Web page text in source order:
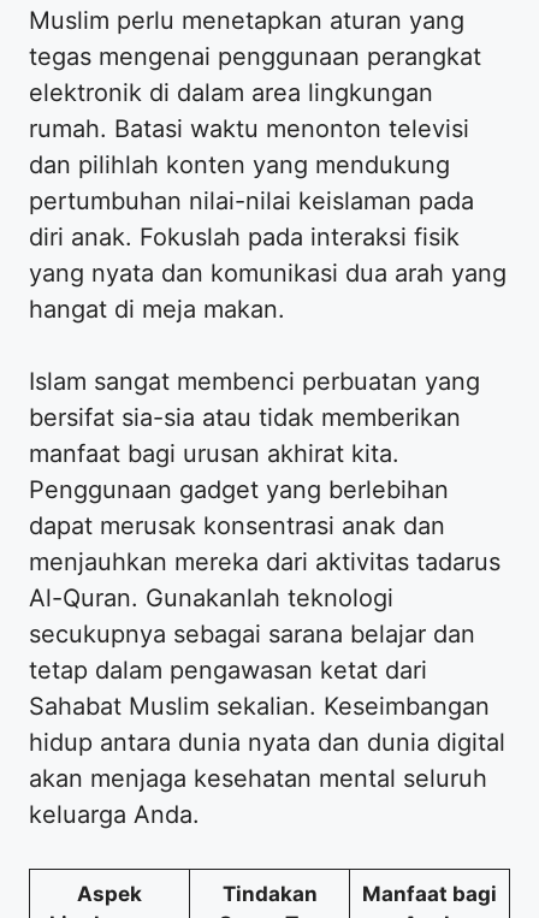
Muslim perlu menetapkan aturan yang
tegas mengenai penggunaan perangkat
elektronik di dalam area lingkungan
rumah. Batasi waktu menonton televisi
dan pilihlah konten yang mendukung
pertumbuhan nilai-nilai keislaman pada
diri anak. Fokuslah pada interaksi fisik
yang nyata dan komunikasi dua arah yang
hangat di meja makan.
Islam sangat membenci perbuatan yang
bersifat sia-sia atau tidak memberikan
manfaat bagi urusan akhirat kita.
Penggunaan gadget yang berlebihan
dapat merusak konsentrasi anak dan
menjauhkan mereka dari aktivitas tadarus
Al-Quran. Gunakanlah teknologi
secukupnya sebagai sarana belajar dan
tetap dalam pengawasan ketat dari
Sahabat Muslim sekalian. Keseimbangan
hidup antara dunia nyata dan dunia digital
akan menjaga kesehatan mental seluruh
keluarga Anda.
Aspek
Tindakan
Manfaat bagi